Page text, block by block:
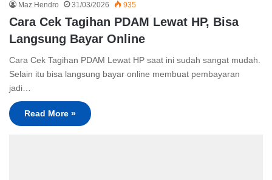
Maz Hendro 31/03/2026 935
Cara Cek Tagihan PDAM Lewat HP, Bisa
Langsung Bayar Online
Cara Cek Tagihan PDAM Lewat HP saat ini sudah sangat mudah.
Selain itu bisa langsung bayar online membuat pembayaran
jadi…
Read More »